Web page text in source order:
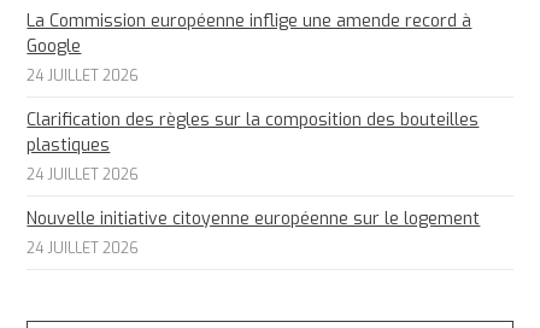
La Commission européenne inflige une amende record à
Google
24 JUILLET 2026
Clarification des règles sur la composition des bouteilles
plastiques
24 JUILLET 2026
Nouvelle initiative citoyenne européenne sur le logement
24 JUILLET 2026